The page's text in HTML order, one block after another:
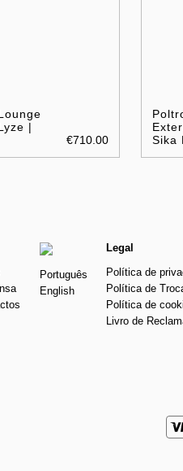
|
€710.00
Sika
Português
English
Legal
Política de
Política de
Política de
Livro de